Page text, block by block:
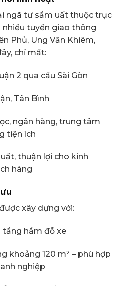
ngã tư sầm uất thuộc trục
nhiều tuyến giao thông
Phủ, Ung Văn Khiêm,
chỉ mất:
2 qua cầu Sài Gòn
Tân Bình
ngân hàng, trung tâm
tiện ích
thuận lợi cho kinh
hàng
xây dựng với:
tầng hầm đỗ xe
khoảng 120 m² – phù hợp
nghiệp